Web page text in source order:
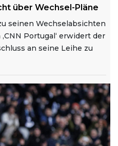
über Wechsel-Pläne
seinen Wechselabsichten
Portugal‘ erwidert der
an seine Leihe zu